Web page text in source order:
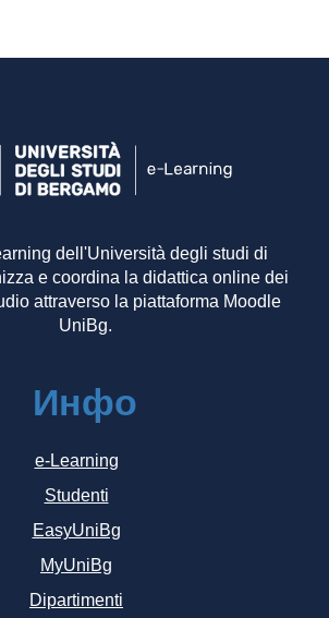
dell'Università degli studi di
e coordina la didattica online dei
attraverso la piattaforma Moodle
UniBg.
Инфо
e-Learning
Studenti
EasyUniBg
MyUniBg
Dipartimenti